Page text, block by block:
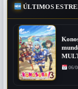
ÚLTIMOS
06/